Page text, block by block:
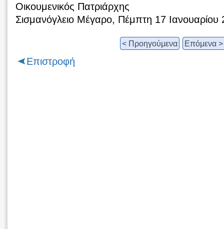
Οικουμενικός Πατριάρχης
Σισμανόγλειο Μέγαρο, Πέμπτη 17
< Προηγούμενα Επόμενα >
Επιστροφή